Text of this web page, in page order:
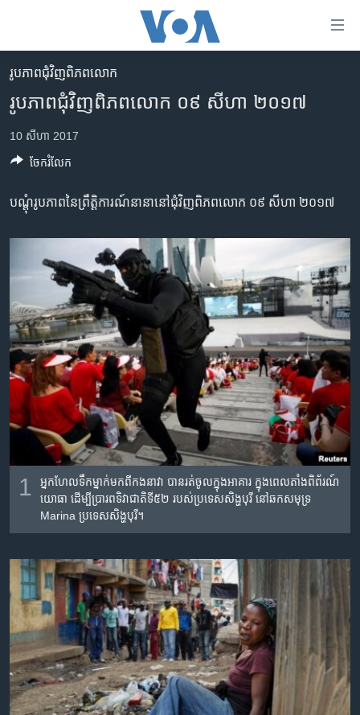
គេហទំព័រ​
រំលង​
និង​
ព័ត៌មាន​​
ចូល​
ទៅ​
ទំព័រ​
រចនា
សម្ព័ន្ធ​
រំលង​
និង​
រក
កម្ពុជា
អន្តរជាតិ
អាមេរិក
ហេឡូវីអូអេ
ព្រឹត្តិការណ៍ព័ត៌មាន
ទូរទស្សន៍ / វីដេអូ​
វិទ្យុ / ផតខាសថ៍
កម្មវិធីទាំងអស់
Khmer English
បណ្តាញ​សង្គម
ភាសា
រូបភាព​ជុំ​វិញ​ពិភពលោក
រូបភាព​ជុំ​វិញ​ពិភពលោក ០៩ សីហា ២០១៧
10 សីហា 2017
បណ្ដុំ​រូបភាព​នៃ​ព្រឹត្តិការណ៍​នានា​នៅ​ជុំវិញ​ពិភពលោក ​០៩ ​សីហា ២០១៧
1
អ្នក​ហែល​ទឹក​ម្នាក់​មក​ពី​កង​នាវា ​បាន​រត់​ចូល​ក្នុង​អាគារ ក្នុង​ពេល​តាំង​ពិព័រណ៍​​
យោធា​ ដើម្បី​​ប្រារព​​ទិវា​ជាតិ​ទី​៥២ ​របស់​ប្រទេស​សិង្ហបុរី នៅឆកសមុទ្រ ​
Marina ប្រទេស​សិង្ហបុរី។
ចែករំលែក